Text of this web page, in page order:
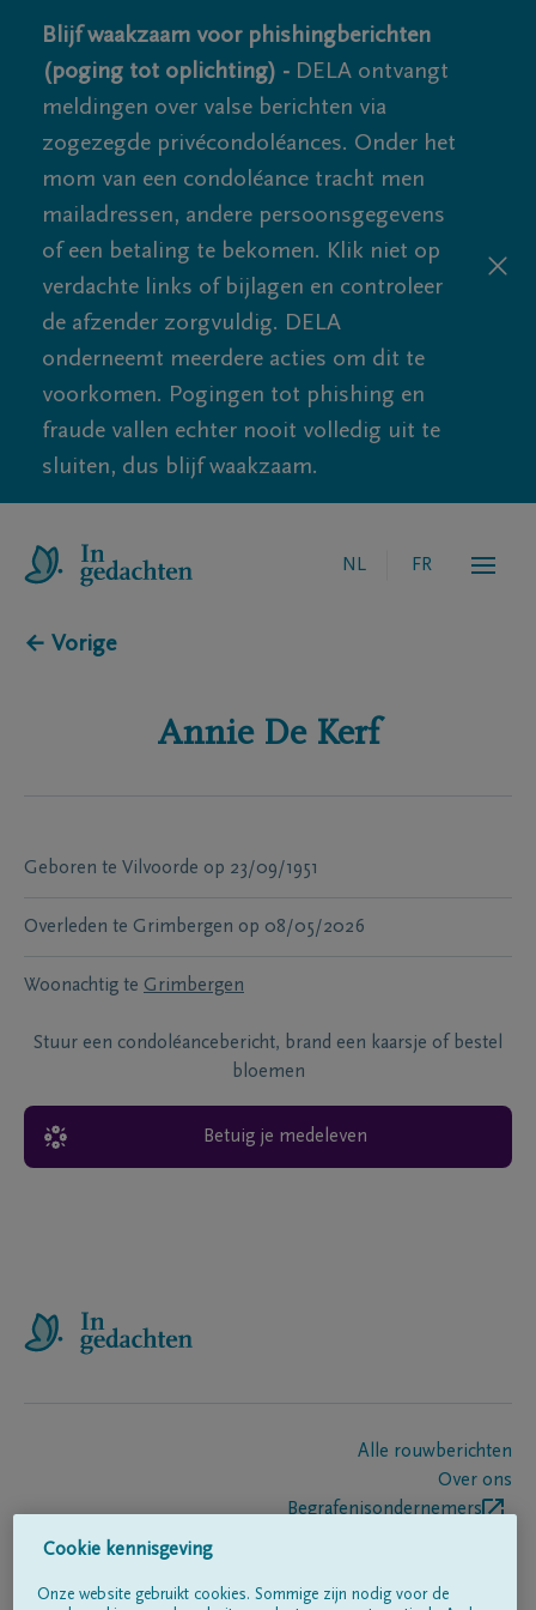
Blijf waakzaam voor phishingberichten
(poging tot oplichting) - DELA ontvangt
meldingen over valse berichten via
zogezegde privécondoléances. Onder het
mom van een condoléance tracht men
mailadressen, andere persoonsgegevens
of een betaling te bekomen. Klik niet op
verdachte links of bijlagen en controleer
de afzender zorgvuldig. DELA
onderneemt meerdere acties om dit te
voorkomen. Pogingen tot phishing en
fraude vallen echter nooit volledig uit te
sluiten, dus blijf waakzaam.
NL FR
← Vorige
Annie De Kerf
Geboren te Vilvoorde op 23/09/1951
Overleden te Grimbergen op 08/05/2026
Woonachtig te Grimbergen
Stuur een condoléancebericht, brand een kaarsje of bestel
bloemen
Betuig je medeleven
Alle rouwberichten
Over ons
Begrafenisondernemers
Cookie kennisgeving
Onze website gebruikt cookies. Sommige zijn nodig voor de